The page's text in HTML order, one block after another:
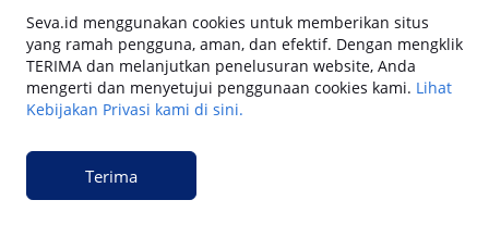
Seva.id menggunakan cookies untuk memberikan situs
yang ramah pengguna, aman, dan efektif. Dengan mengklik
TERIMA dan melanjutkan penelusuran website, Anda
mengerti dan menyetujui penggunaan cookies kami. Lihat
Kebijakan Privasi kami di sini.
Terima
Tentang SEVASyarat & Ketentuan
Pemberitahuan Privasi
© 2023 Copyright SEVA